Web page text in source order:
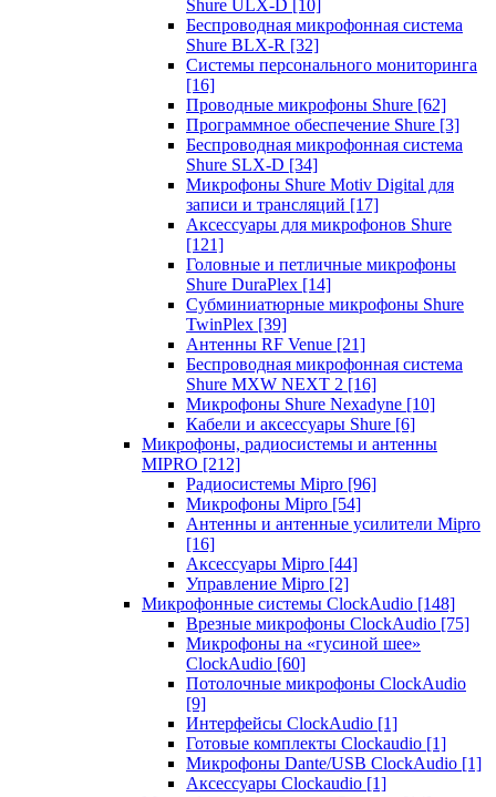
Shure ULX-D [10]
Беспроводная микрофонная система
Shure BLX-R [32]
Системы персонального мониторинга
[16]
Проводные микрофоны Shure [62]
Программное обеспечение Shure [3]
Беспроводная микрофонная система
Shure SLX-D [34]
Микрофоны Shure Motiv Digital для
записи и трансляций [17]
Аксессуары для микрофонов Shure
[121]
Головные и петличные микрофоны
Shure DuraPlex [14]
Субминиатюрные микрофоны Shure
TwinPlex [39]
Антенны RF Venue [21]
Беспроводная микрофонная система
Shure MXW NEXT 2 [16]
Микрофоны Shure Nexadyne [10]
Кабели и аксессуары Shure [6]
Микрофоны, радиосистемы и антенны
MIPRO [212]
Радиосистемы Mipro [96]
Микрофоны Mipro [54]
Антенны и антенные усилители Mipro
[16]
Аксессуары Mipro [44]
Управление Mipro [2]
Микрофонные системы ClockAudio [148]
Врезные микрофоны ClockAudio [75]
Микрофоны на «гусиной шее»
ClockAudio [60]
Потолочные микрофоны ClockAudio
[9]
Интерфейсы ClockAudio [1]
Готовые комплекты Clockaudio [1]
Микрофоны Dante/USB ClockAudio [1]
Аксессуары Clockaudio [1]